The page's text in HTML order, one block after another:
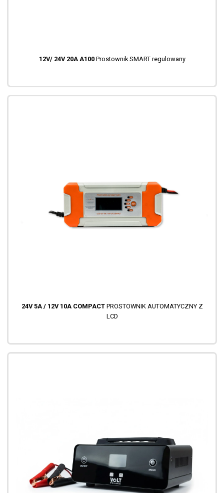
12V/ 24V 20A A100Prostownik SMART regulowany
24V 5A / 12V 10A COMPACTPROSTOWNIK AUTOMATYCZNY Z
LCD